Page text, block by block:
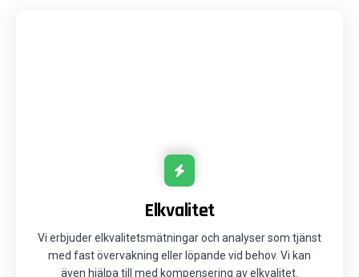
Elkvalitet
Vi erbjuder elkvalitetsmätningar och analyser som tjänst
med fast övervakning eller löpande vid behov. Vi kan
även hjälpa till med kompensering av elkvalitet.